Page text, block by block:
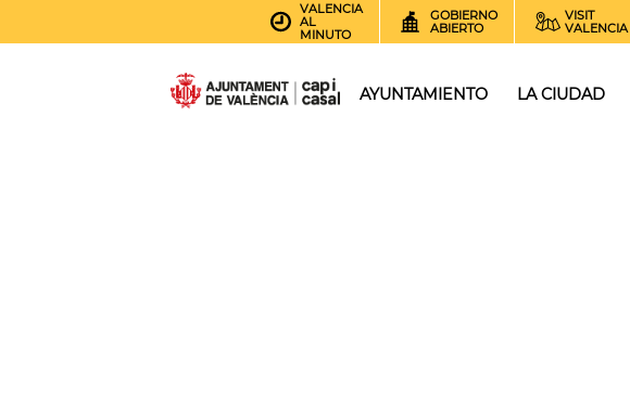
VALENCIA
AL
MINUTO
GOBIERNO
ABIERTO
VISIT
VALENCIA
AYUNTAMIENTO LA CIUDAD